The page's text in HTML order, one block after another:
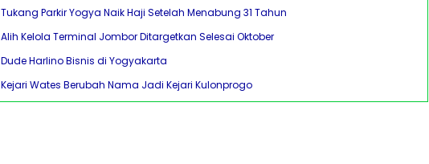
Tukang Parkir Yogya Naik Haji Setelah Menabung 31 Tahun
Alih Kelola Terminal Jombor Ditargetkan Selesai Oktober
Dude Harlino Bisnis di Yogyakarta
Kejari Wates Berubah Nama Jadi Kejari Kulonprogo